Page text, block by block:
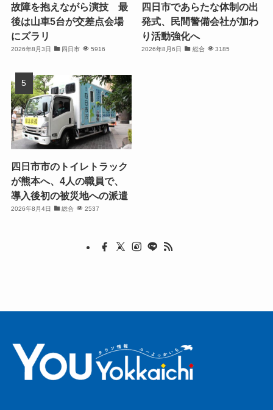
故障を抱えながら演技 最
後は山車5台が交差点会場
にズラリ
2026年8月3日 四日市 5916
四日市であらたな体制の出
発式、民間警備会社が加わ
り活動強化へ
2026年8月6日 総合 3185
四日市市のトイレトラック
が熊本へ、4人の職員で、
導入後初の被災地への派遣
2026年8月4日 総合 2537